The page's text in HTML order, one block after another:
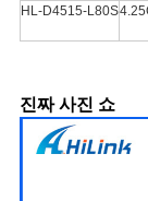
오
사
HL-D4515-L80S
진짜 사진 쇼